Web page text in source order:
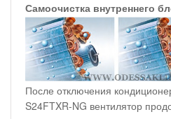
Самоочистка внутреннего
После отключения
S24FTXR-NG вентилятор